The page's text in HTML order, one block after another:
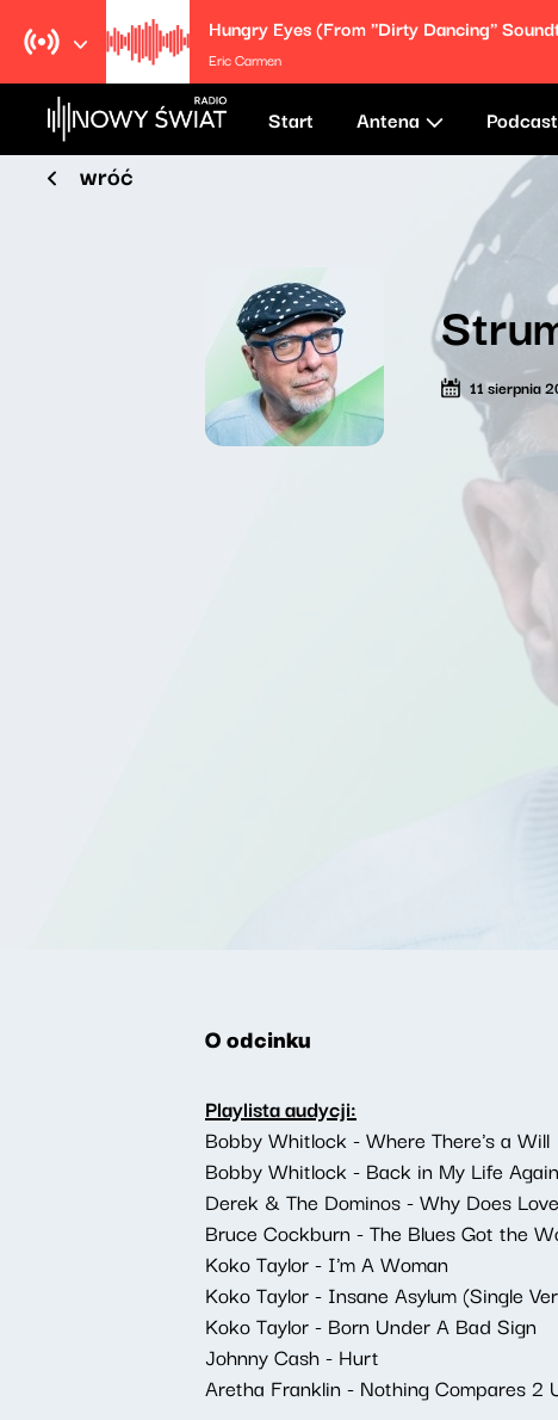
Eric Carmen
Start Antena
wróć
11 sierpnia
O odcinku
Playlista audycji:
Bobby Whitlock - Where There's a Will
Bobby Whitlock - Back in My Life Again
Derek & The Dominos - Why Does
Bruce Cockburn - The Blues Got the
Koko Taylor - I'm A Woman
Koko Taylor - Insane Asylum (Single
Koko Taylor - Born Under A Bad Sign
Johnny Cash - Hurt
Aretha Franklin - Nothing Compares 2